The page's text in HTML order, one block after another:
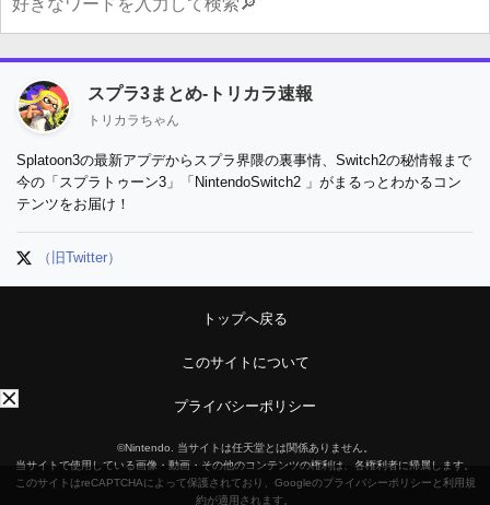
スプラ3まとめ-トリカラ速報
トリカラちゃん
Splatoon3の最新アプデからスプラ界隈の裏事情、Switch2の秘情報まで
今の「スプラトゥーン3」「NintendoSwitch2 」がまるっとわかるコン
テンツをお届け！
（旧Twitter）
トップへ戻る
このサイトについて
プライバシーポリシー
©Nintendo. 当サイトは任天堂とは関係ありません。
当サイトで使用している画像・動画・その他のコンテンツの権利は、各権利者に帰属します。
このサイトはreCAPTCHAによって保護されており、Googleのプライバシーポリシーと利用規
約が適用されます。